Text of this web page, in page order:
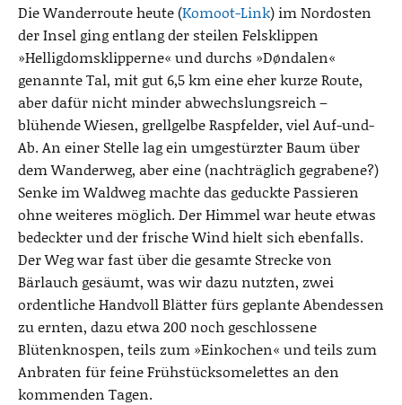
Die Wanderroute heute (Komoot-Link) im Nordosten
der Insel ging entlang der steilen Felsklippen
»Helligdomsklipperne« und durchs »Døndalen«
genannte Tal, mit gut 6,5 km eine eher kurze Route,
aber dafür nicht minder abwechslungsreich –
blühende Wiesen, grellgelbe Raspfelder, viel Auf-und-
Ab. An einer Stelle lag ein umgestürzter Baum über
dem Wanderweg, aber eine (nachträglich gegrabene?)
Senke im Waldweg machte das geduckte Passieren
ohne weiteres möglich. Der Himmel war heute etwas
bedeckter und der frische Wind hielt sich ebenfalls.
Der Weg war fast über die gesamte Strecke von
Bärlauch gesäumt, was wir dazu nutzten, zwei
ordentliche Handvoll Blätter fürs geplante Abendessen
zu ernten, dazu etwa 200 noch geschlossene
Blütenknospen, teils zum »Einkochen« und teils zum
Anbraten für feine Frühstücksomelettes an den
kommenden Tagen.